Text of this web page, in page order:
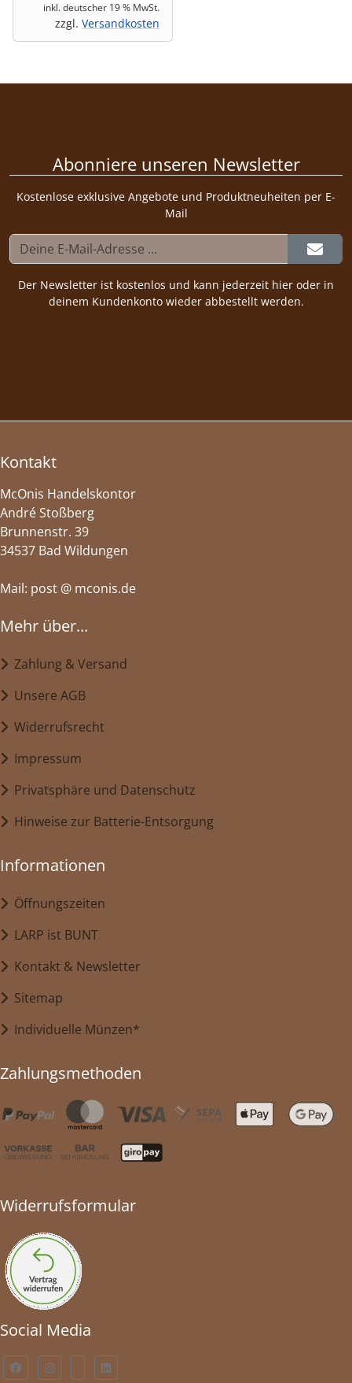
inkl. deutscher 19 % MwSt.
zzgl. Versandkosten
Abonniere unseren Newsletter
Kostenlose exklusive Angebote und Produktneuheiten per E-
Mail
Der Newsletter ist kostenlos und kann jederzeit hier oder in
deinem Kundenkonto wieder abbestellt werden.
Kontakt
McOnis Handelskontor
André Stoßberg
Brunnenstr. 39
34537 Bad Wildungen
Mail: post @ mconis.de
Mehr über...
Zahlung & Versand
Unsere AGB
Widerrufsrecht
Impressum
Privatsphäre und Datenschutz
Hinweise zur Batterie-Entsorgung
Informationen
Öffnungszeiten
LARP ist BUNT
Kontakt & Newsletter
Sitemap
Individuelle Münzen*
Zahlungsmethoden
Widerrufsformular
Social Media